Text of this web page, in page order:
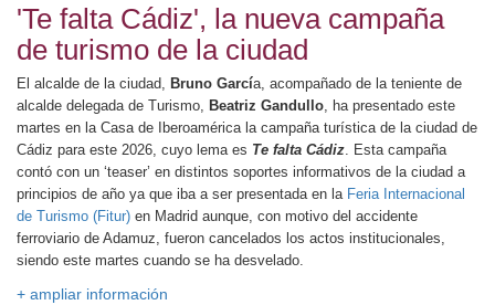
'Te falta Cádiz', la nueva campaña
de turismo de la ciudad
El alcalde de la ciudad, Bruno García, acompañado de la teniente de
alcalde delegada de Turismo, Beatriz Gandullo , ha presentado este
martes en la Casa de Iberoamérica la campaña turística de la ciudad de
Cádiz para este 2026, cuyo lema es Te falta Cádiz Esta campaña
contó con un ‘teaser’ en distintos soportes informativos de la ciudad a
principios de año ya que iba a ser presentada en la Feria Internacional
de Turismo (Fitur) en Madrid aunque, con motivo del accidente
ferroviario de Adamuz, fueron cancelados los actos institucionales,
siendo este martes cuando se ha desvelado.
+ ampliar información